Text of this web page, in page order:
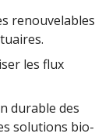
renouvelables
les flux
durable des
solutions bio-